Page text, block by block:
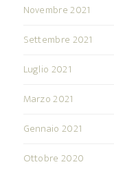
Novembre 2021
Settembre 2021
Luglio 2021
Marzo 2021
Gennaio 2021
Ottobre 2020